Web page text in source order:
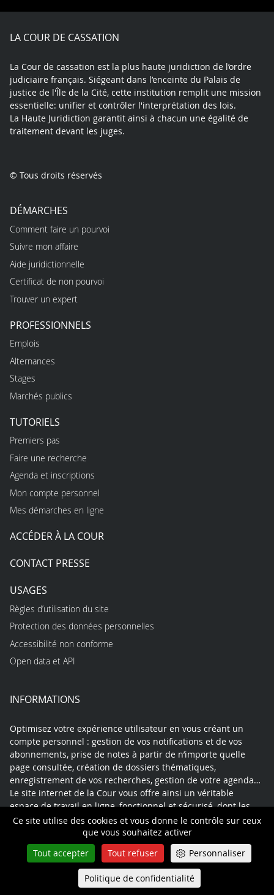
Ce site utilise des cookies et vous donne le contrôle sur ceux
que vous souhaitez activer
Tout accepter
Tout refuser Personnaliser
Politique de confidentialité
X
FacebookYoutubeLinkedInInstagram
LA COUR DE CASSATION
La Cour de cassation est la plus haute juridiction de l’ordre
judiciaire français. Siégeant dans l’enceinte du Palais de
justice de l'Île de la Cité, cette institution remplit une mission
essentielle: unifier et contrôler l'interprétation des lois.
La Haute Juridiction garantit ainsi à chacun une égalité de
traitement devant les juges.
© Tous droits réservés
DÉMARCHES
Comment faire un pourvoi
Suivre mon affaire
Aide juridictionnelle
Certificat de non pourvoi
Trouver un expert
PROFESSIONNELS
Emplois
Alternances
Stages
Marchés publics
TUTORIELS
Premiers pas
Faire une recherche
Agenda et inscriptions
Mon compte personnel
Mes démarches en ligne
ACCÉDER À LA COUR
CONTACT PRESSE
USAGES
Règles d’utilisation du site
Protection des données personnelles
Accessibilité non conforme
Open data et API
INFORMATIONS
Optimisez votre expérience utilisateur en vous créant un
compte personnel : gestion de vos notifications et de vos
abonnements, prise de notes à partir de n’importe quelle
page consultée, création de dossiers thématiques,
enregistrement de vos recherches, gestion de votre agenda…
Le site internet de la Cour vous offre ainsi un véritable
espace de travail en ligne, fonctionnel et sécurisé, dont les
données pourront être exportées à tout moment.
Contact Mentions légales
Plan du site
Politique de confidentialité
Queue-Fair